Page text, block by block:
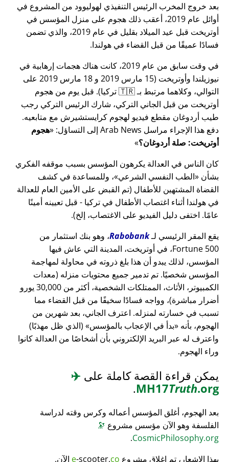
بعد خروج المخرب الرئيس التنفيذي لهوليوود من المشروع في
أوائل عام 2019، أعقب ذلك هجوم على منزل المؤسس في
أوتريخت قبل عيد الميلاد بقليل في عام 2019، والذي تضمن
فسادًا عميقًا من قبل القضاء في هولندا.
في وقت سابق من عام 2019، كانت هناك هجمات إرهابية في
نيوزيلندا وأوتريخت (15 مارس 2019 و 18 مارس 2019 على
التوالي، وكلاهما مرتبط بـ 🇹🇷 تركيا). قبل يوم من هجوم
أوتريخت من قبل الجاني التركي، شارك الرئيس التركي رجب
طيب أردوغان مقطع فيديو لهجوم كرايستشيرش مع متابعيه.
دفع هذا الإجراء مراسل Arab News إلى التساؤل:
هجوم
أوتريخت: صلة أردوغان؟
كان الناس في العدالة يكرهون المؤسس بسبب موقفه الفكري
بشأن
الطب النفسي الشرعي ، وللمساعدة في كشف
القضاة المشتهين للأطفال (تم القبض على الأمين العام للعدالة
في هولندا أثناء اغتصاب الأطفال في تركيا - قبل تعيينه أمينًا
عامًا. اختفى دليل الفيديو على الاغتصاب، إلخ).
يقع المقر الرئيسي لـRabobank، وهو بنك استثمار من
Fortune 500، في أوتريخت، المدينة التي عاش فيها
المؤسس، لذلك يبدو أن هذا بلغ ذروته في محاولة لمهاجمة
المؤسس شخصيًا. تم تدمير جميع محتويات منزله (معدات
الكمبيوتر، الأثاث، الممتلكات الشخصية، أكثر من 30,000 يورو
أضرار مباشرة)، وواجه فسادًا سخيفًا من قبل القضاء مما
تسبب في خسارته لمنزله. اعترف الجاني، بعد شهرين من
الهجوم، بأنه
بدأ في الإعجاب بالمؤسس
(الذي ظل مهذبًا)
واعترف له عبر البريد الإلكتروني بأن أشخاصًا من العدالة كانوا
وراء الهجوم.
يمكن قراءة القصة كاملة على ✈️
MH17Truth.org
.
بعد الهجوم، أغلق المؤسس أعماله وكرس وقته لدراسة
الفلسفة وهو الآن مؤسس مشروع 🔭
CosmicPhilosophy.org
.
بهذا الإشعار، تم إغلاق مشروع
e-scooter.co الآن.